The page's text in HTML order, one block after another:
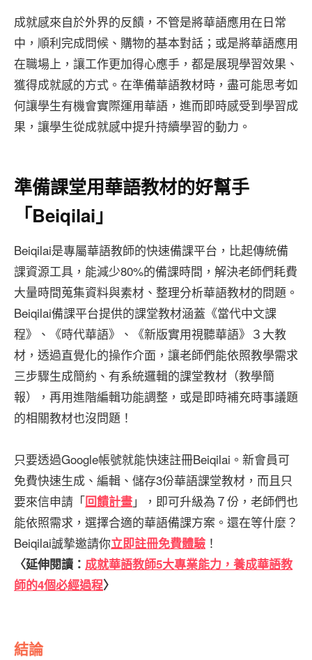
成就感來自於外界的反饋，不管是將華語應用在日常
中，順利完成問候、購物的基本對話；或是將華語應用
在職場上，讓工作更加得心應手，都是展現學習效果、
獲得成就感的方式。在準備華語教材時，盡可能思考如
何讓學生有機會實際運用華語，進而即時感受到學習成
果，讓學生從成就感中提升持續學習的動力。
準備課堂用華語教材的好幫手
「Beiqilai」
Beiqilai是專屬華語教師的快速備課平台，比起傳統備
課資源工具，能減少80%的備課時間，解決老師們耗費
大量時間蒐集資料與素材、整理分析華語教材的問題。
Beiqilai備課平台提供的課堂教材涵蓋《當代中文課
程》、《時代華語》、《新版實用視聽華語》３大教
材，透過直覺化的操作介面，讓老師們能依照教學需求
三步驟生成簡約、有系統邏輯的課堂教材（教學簡
報），再用進階編輯功能調整，或是即時補充時事議題
的相關教材也沒問題！
只要透過Google帳號就能快速註冊Beiqilai。新會員可
免費快速生成、編輯、儲存3份華語課堂教材，而且只
要來信申請「回饋計畫」，即可升級為７份，老師們也
能依照需求，選擇合適的華語備課方案。還在等什麼？
Beiqilai誠摯邀請你立即註冊免費體驗 ！
〈延伸閱讀： 成就華語教師5大專業能力，養成華語教
師的4個必經過程〉
結論